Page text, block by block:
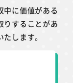
中に価値がある
りすることがあ
します。